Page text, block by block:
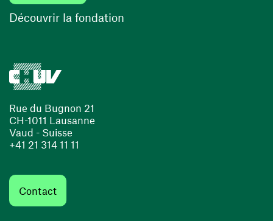
Rue du Bugnon 21
CH-1011 Lausanne
Vaud - Suisse
+41 21 314 11 11
Contact
Découvrir la fondation